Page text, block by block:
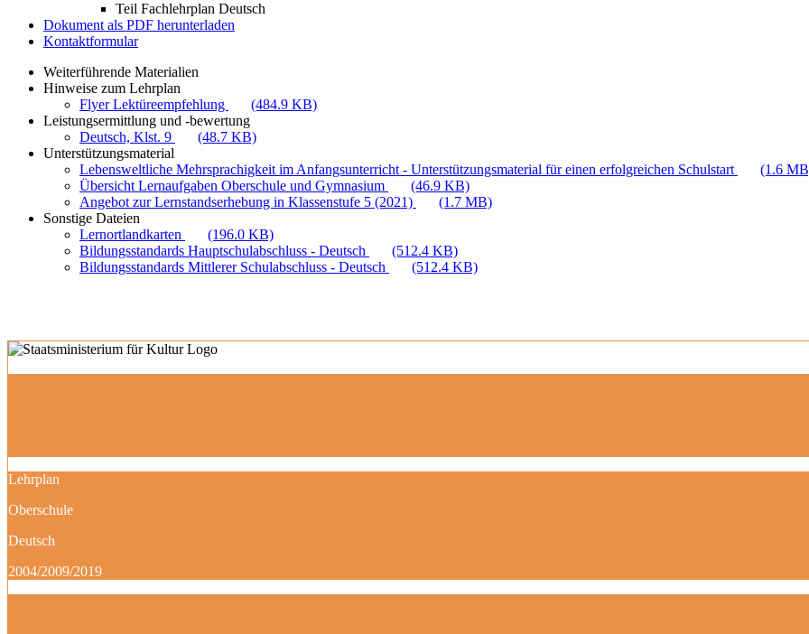
Teil Fachlehrplan Deutsch
Dokument als PDF herunterladen
Kontaktformular
Weiterführende Materialien
Hinweise zum Lehrplan
Flyer Lektüreempfehlung
(484.9 KB)
Leistungsermittlung und -bewertung
Deutsch, Klst. 9
(48.7 KB)
Unterstützungsmaterial
Lebensweltliche Mehrsprachigkeit im Anfangsunterricht - Unterstützungsmaterial für einen erfolgreichen Schulstart
(1.6
Übersicht Lernaufgaben Oberschule und Gymnasium
(46.9 KB)
Angebot zur Lernstandserhebung in Klassenstufe 5 (2021)
(1.7 MB)
Sonstige Dateien
Lernortlandkarten
(196.0 KB)
Bildungsstandards Hauptschulabschluss - Deutsch
(512.4 KB)
Bildungsstandards Mittlerer Schulabschluss - Deutsch
(512.4 KB)
Lehrplan
Oberschule
Deutsch
2004/2009/2019